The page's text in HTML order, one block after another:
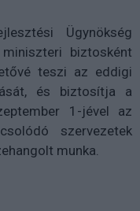
Ügynökség
biztosként
teszi az eddigi
és biztosítja a
1-jével az
szervezetek
munka.